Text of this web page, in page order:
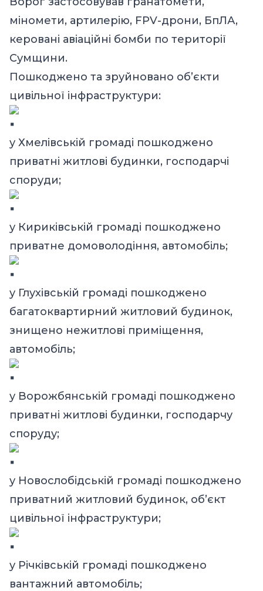
міномети, артилерію, FPV-дрони, БпЛА,
керовані авіаційні бомби по території
Сумщини.
Пошкоджено та зруйновано об’єкти
цивільної інфраструктури:
у Хмелівській громаді пошкоджено
приватні житлові будинки, господарчі
споруди;
у Кириківській громаді пошкоджено
приватне домоволодіння, автомобіль;
у Глухівській громаді пошкоджено
багатоквартирний житловий будинок,
знищено нежитлові приміщення,
автомобіль;
у Ворожбянській громаді пошкоджено
приватні житлові будинки, господарчу
споруду;
у Новослобідській громаді пошкоджено
приватний житловий будинок, об’єкт
цивільної інфраструктури;
у Річківській громаді пошкоджено
вантажний автомобіль;